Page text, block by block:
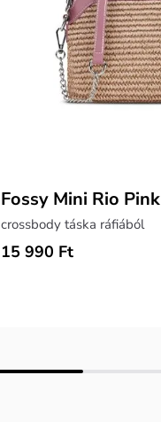
Fossy Mini Rio Pink
crossbody táska ráfiából
15 990 Ft